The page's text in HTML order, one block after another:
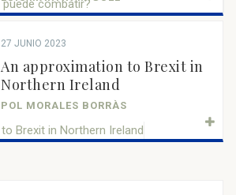
27 JUNIO 2023
An approximation to Brexit in
Northern Ireland
POL MORALES BORRÀS